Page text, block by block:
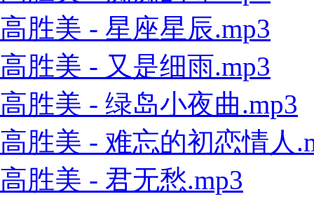
高胜美 - 星座星辰.mp3
高胜美 - 又是细雨.mp3
高胜美 - 绿岛小夜曲.mp3
高胜美 - 难忘的初恋情人
高胜美 - 君无愁.mp3